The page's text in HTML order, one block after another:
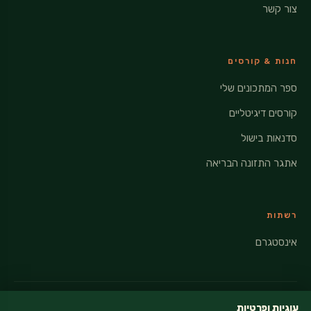
צור קשר
חנות & קורסים
ספר המתכונים שלי
קורסים דיגיטליים
סדנאות בישול
אתגר התזונה הבריאה
רשתות
אינסטגרם
עוגיות ופרטיות